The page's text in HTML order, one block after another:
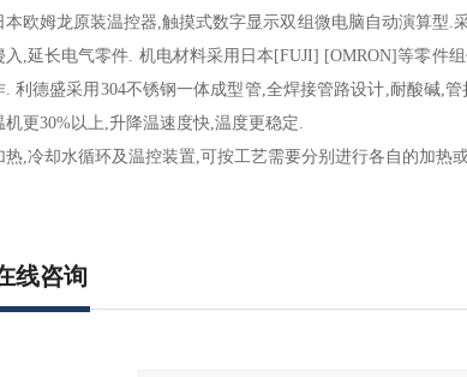
本欧姆龙原装温控器,触摸式数字显示双组微电脑自动演算型
入,延长电气零件. 机电材料采用日本[FUJI] [OMRON]等零件
. 利德盛采用304不锈钢一体成型管,全焊接管路设计,耐酸碱,
机更30%以上,升降温速度快,温度更稳定.
热,冷却水循环及温控装置,可按工艺需要分别进行各自的加热
线咨询